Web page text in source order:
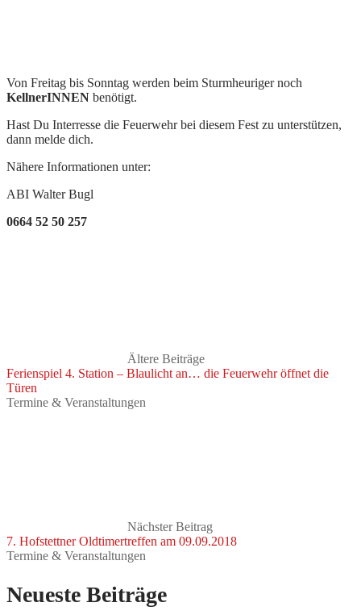
Von Freitag bis Sonntag werden beim Sturmheuriger noch
KellnerINNEN benötigt.
Hast Du Interresse die Feuerwehr bei diesem Fest zu unterstützen,
dann melde dich.
Nähere Informationen unter:
ABI Walter Bugl
0664 52 50 257
Ältere Beiträge
Ferienspiel 4. Station – Blaulicht an… die Feuerwehr öffnet die
Türen
Termine & Veranstaltungen
Nächster Beitrag
7. Hofstettner Oldtimertreffen am 09.09.2018
Termine & Veranstaltungen
Neueste Beiträge